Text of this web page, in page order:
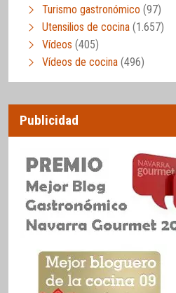
Turismo gastronómico (97)
Utensilios de cocina (1.657)
Vídeos (405)
Vídeos de cocina (496)
Publicidad